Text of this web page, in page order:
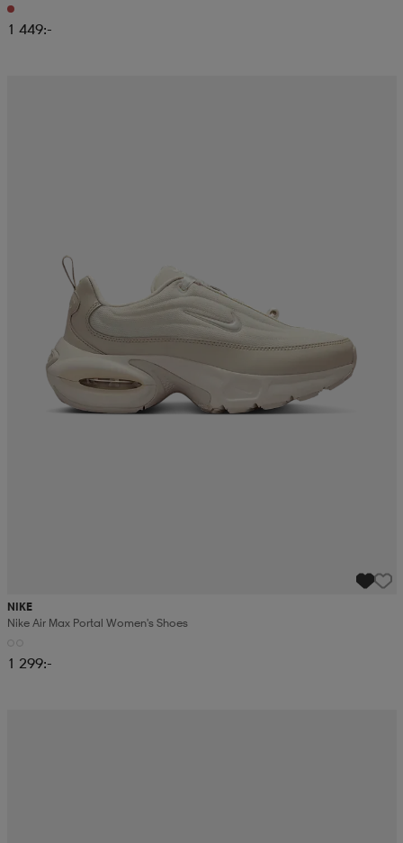
1 449:-
NIKE
Nike Air Max Portal Women's Shoes
1 299:-